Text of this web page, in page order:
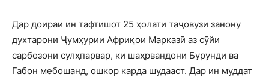
Дар доираи ин тафтишот 25 ҳолати таҷовузи занону
духтарони Ҷумҳурии Африқои Марказӣ аз сӯйи
сарбозони сулҳпарвар, ки шаҳрвандони Бурунди ва
Габон мебошанд, ошкор карда шудааст. Дар ин муддат